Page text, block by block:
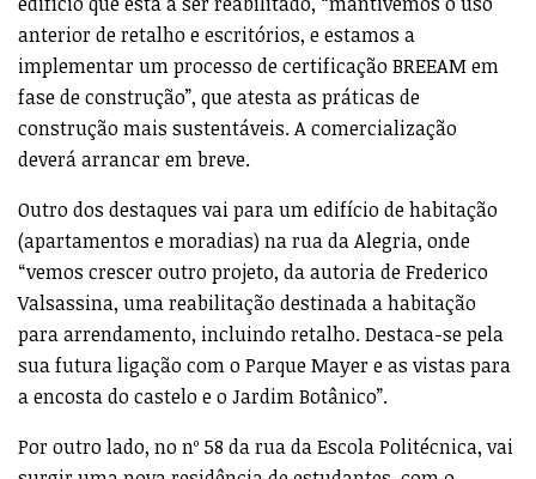
anterior de retalho e escritórios, e estamos a
implementar um processo de certificação BREEAM em
fase de construção”, que atesta as práticas de
construção mais sustentáveis. A comercialização
deverá arrancar em breve.
Outro dos destaques vai para um edifício de habitação
(apartamentos e moradias) na rua da Alegria, onde
“vemos crescer outro projeto, da autoria de Frederico
Valsassina, uma reabilitação destinada a habitação
para arrendamento, incluindo retalho. Destaca-se pela
sua futura ligação com o Parque Mayer e as vistas para
a encosta do castelo e o Jardim Botânico”.
Por outro lado, no nº 58 da rua da Escola Politécnica, vai